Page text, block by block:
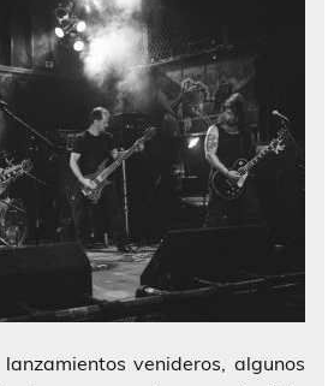
venideros, algunos